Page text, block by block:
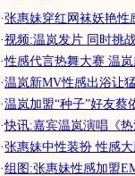
·张惠妹穿红网袜妖艳性
·视频:温岚发片 同时挑
·性感代言热舞大赛 温
·温岚新MV性感出浴让
·温岚加盟“种子”好友蔡
·快讯:嘉宾温岚演唱《
·张惠妹中性装扮 性感
·组图:张惠妹性感加盟